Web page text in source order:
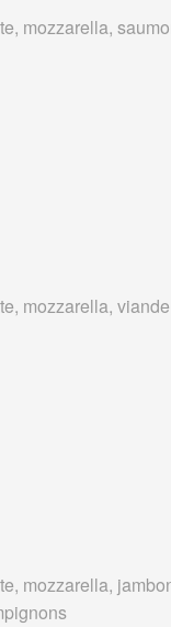
mozzarella,
mozzarella,
mozzarella,